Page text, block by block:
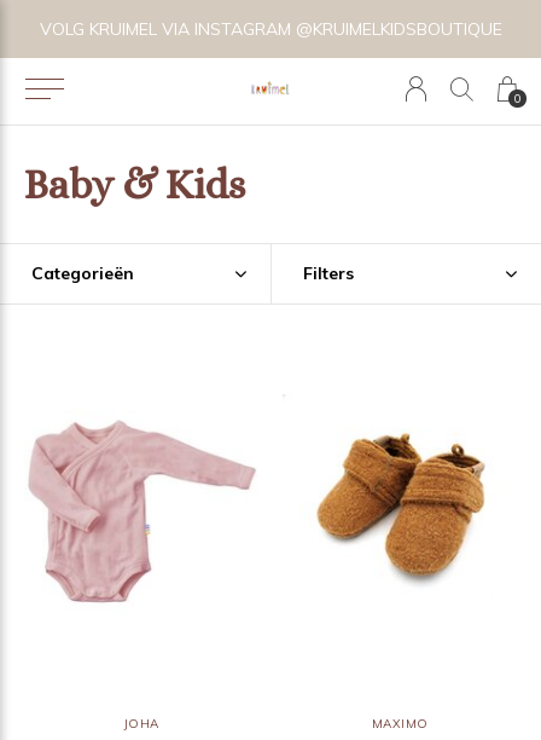
0
VOLG KRUIMEL VIA INSTAGRAM @KRUIMELKIDSBOUTIQUE
Baby & Kids
Categorieën Filters
JOHA MAXIMO